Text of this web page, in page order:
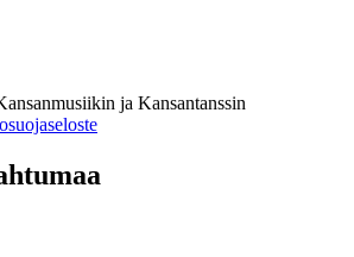
ja Kansantanssin